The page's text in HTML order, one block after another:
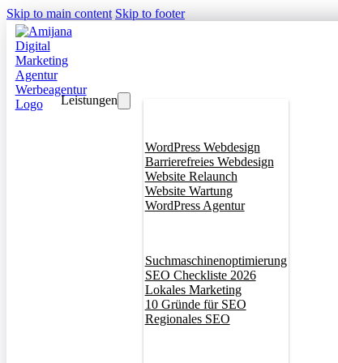
Skip to main content Skip to footer
Leistungen
WordPress Webdesign
Barrierefreies Webdesign
Website Relaunch
Website Wartung
WordPress Agentur
Suchmaschinenoptimierung
SEO Checkliste 2026
Lokales Marketing
10 Gründe für SEO
Regionales SEO